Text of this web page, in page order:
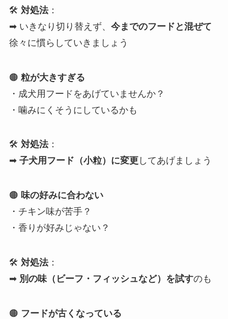
🛠 対処法：
➡ いきなり切り替えず、 今までのフードと混ぜて
徐々に慣らしていきましょう
🟠 粒が大きすぎる
・成犬用フードをあげていませんか？
・噛みにくそうにしているかも
🛠 対処法：
➡ 子犬用フード（小粒）に変更してあげましょう
🟠 味の好みに合わない
・チキン味が苦手？
・香りが好みじゃない？
🛠 対処法：
➡ 別の味（ビーフ・フィッシュなど）を試すのも
🟠 フードが古くなっている